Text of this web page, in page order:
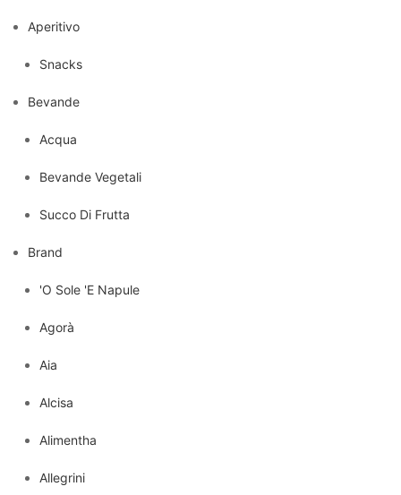
Aperitivo
Snacks
Bevande
Acqua
Bevande Vegetali
Succo Di Frutta
Brand
'O Sole 'E Napule
Agorà
Aia
Alcisa
Alimentha
Allegrini